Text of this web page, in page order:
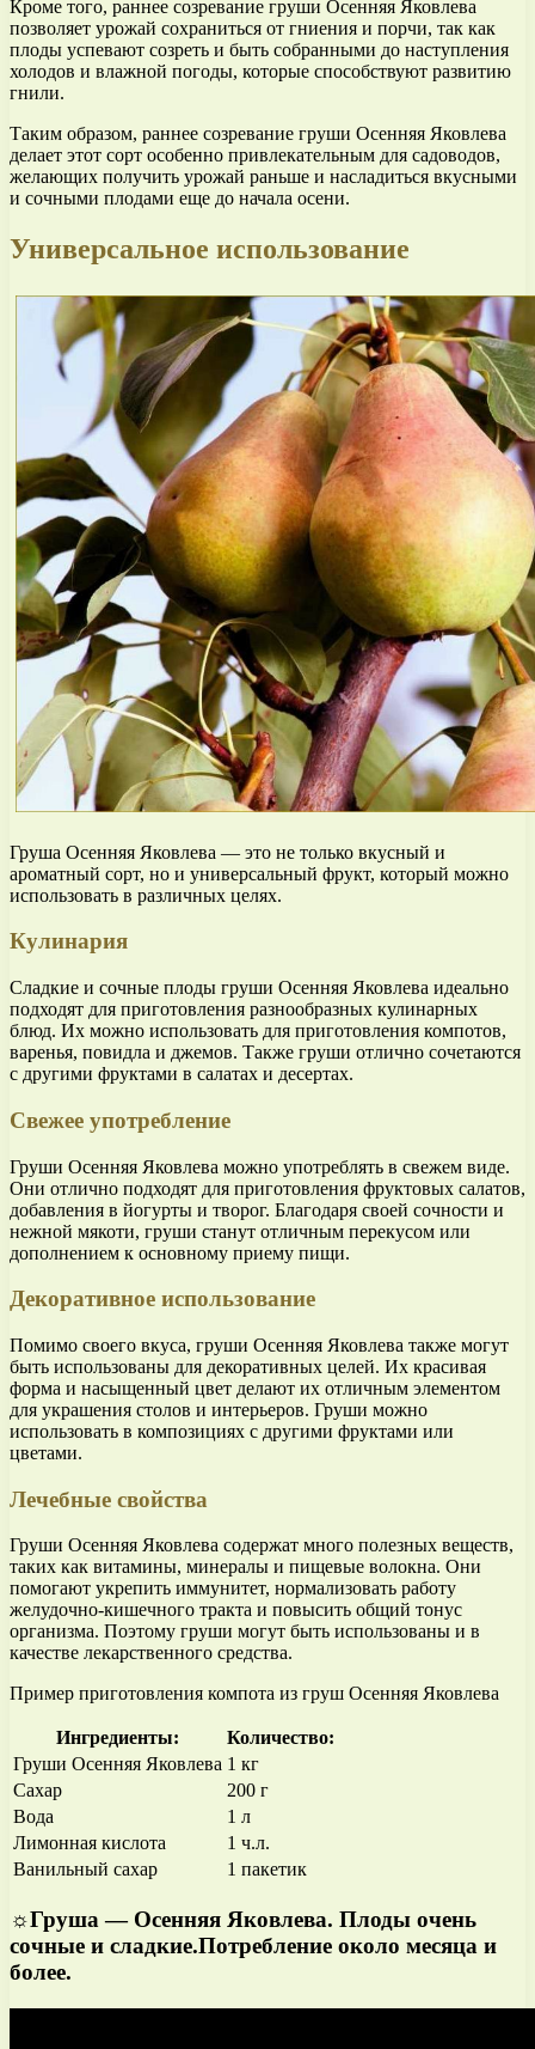
Кроме того, раннее созревание груши Осенняя Яковлева
позволяет урожай сохраниться от гниения и порчи, так как
плоды успевают созреть и быть собранными до наступления
холодов и влажной погоды, которые способствуют развитию
гнили.
Таким образом, раннее созревание груши Осенняя Яковлева
делает этот сорт особенно привлекательным для садоводов,
желающих получить урожай раньше и насладиться вкусными
и сочными плодами еще до начала осени.
Универсальное использование
Груша Осенняя Яковлева — это не только вкусный и
ароматный сорт, но и универсальный фрукт, который можно
использовать в различных целях.
Кулинария
Сладкие и сочные плоды груши Осенняя Яковлева идеально
подходят для приготовления разнообразных кулинарных
блюд. Их можно использовать для приготовления компотов,
варенья, повидла и джемов. Также груши отлично сочетаются
с другими фруктами в салатах и десертах.
Свежее употребление
Груши Осенняя Яковлева можно употреблять в свежем виде.
Они отлично подходят для приготовления фруктовых салатов,
добавления в йогурты и творог. Благодаря своей сочности и
нежной мякоти, груши станут отличным перекусом или
дополнением к основному приему пищи.
Декоративное использование
Помимо своего вкуса, груши Осенняя Яковлева также могут
быть использованы для декоративных целей. Их красивая
форма и насыщенный цвет делают их отличным элементом
для украшения столов и интерьеров. Груши можно
использовать в композициях с другими фруктами или
цветами.
Лечебные свойства
Груши Осенняя Яковлева содержат много полезных веществ,
таких как витамины, минералы и пищевые волокна. Они
помогают укрепить иммунитет, нормализовать работу
желудочно-кишечного тракта и повысить общий тонус
организма. Поэтому груши могут быть использованы и в
качестве лекарственного средства.
Пример приготовления компота из груш Осенняя Яковлева
Ингредиенты:
Количество:
Груши Осенняя Яковлева 1 кг
Сахар
200 г
Вода
1 л
Лимонная кислота
1 ч.л.
Ванильный сахар
1 пакетик
☼Груша — Осенняя Яковлева. Плоды очень
сочные и сладкие.Потребление около месяца и
более.